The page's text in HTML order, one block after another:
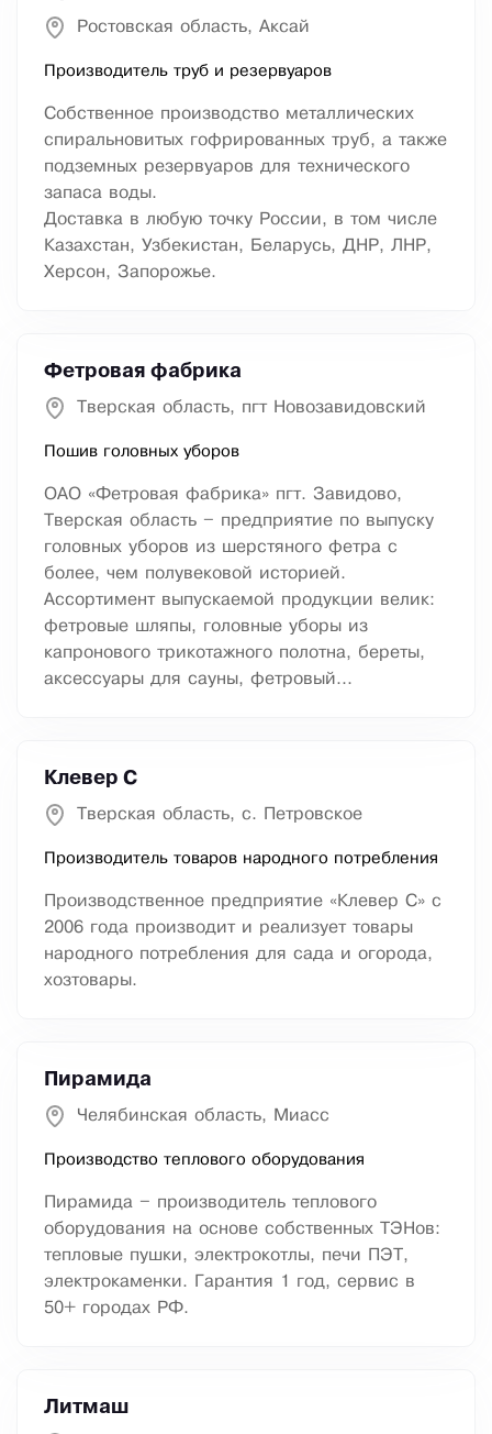
Ростовская область, Аксай
Производитель труб и резервуаров
Собственное производство металлических
спиральновитых гофрированных труб, а также
подземных резервуаров для технического
запаса воды.
Доставка в любую точку России, в том числе
Казахстан, Узбекистан, Беларусь, ДНР, ЛНР,
Херсон, Запорожье.
Фетровая фабрика
Тверская область, пгт Новозавидовский
Пошив головных уборов
ОАО «Фетровая фабрика» пгт. Завидово,
Тверская область – предприятие по выпуску
головных уборов из шерстяного фетра с
более, чем полувековой историей.
Ассортимент выпускаемой продукции велик:
фетровые шляпы, головные уборы из
капронового трикотажного полотна, береты,
аксессуары для сауны, фетровый...
Клевер С
Тверская область, с. Петровское
Производитель товаров народного потребления
Производственное предприятие «Клевер С» с
2006 года производит и реализует товары
народного потребления для сада и огорода,
хозтовары.
Пирамида
Челябинская область, Миасс
Производство теплового оборудования
Пирамида – производитель теплового
оборудования на основе собственных ТЭНов:
тепловые пушки, электрокотлы, печи ПЭТ,
электрокаменки. Гарантия 1 год, сервис в
50+ городах РФ.
Литмаш